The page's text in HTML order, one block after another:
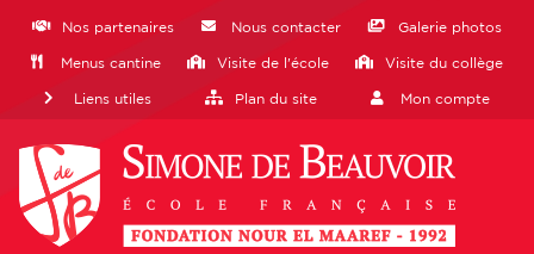
Nos partenaires Nous contacter Galerie photos
Menus cantine Visite de l'école Visite du collège
Liens utiles Plan du site Mon compte